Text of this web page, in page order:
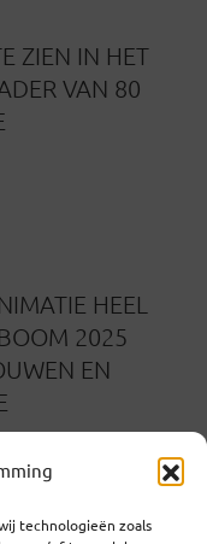
technologieën zoals
ZIEN IN HET
VAN 80
HEEL
2025
EN